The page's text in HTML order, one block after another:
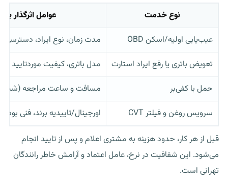
نوع خدمت
عوامل اثرگذار بر
عیب‌یابی اولیه/اسکن OBD
مدت زمان، نوع ایراد، دسترسی
تعویض باتری یا رفع ایراد استارت
مدل باتری، کیفیت موردتایید
حمل با کفی‌بر
مسافت و ساعت مراجعه (شب/
سرویس روغن و فیلتر CVT
اورجینال/تاییدیه برند، فنی
قبل از هر کار، حدود هزینه به مشتری اعلام و پس از تایید انجام
می‌شود. این شفافیت در نرخ، عامل اعتماد و آرامش خاطر رانندگان
تهرانی است.